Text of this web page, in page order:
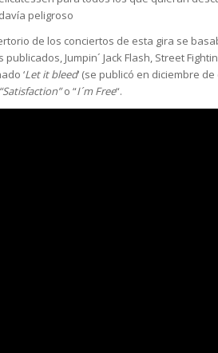
peligroso
de los conciertos de esta gira se
publicados, Jumpin´ Jack Flash, Street
‘Let it bleed‘ (se publicó en diciembre
“Satisfaction”o “I´m Free“.